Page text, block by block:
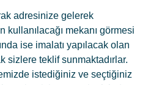
adresinize gelerek
kullanılacağı mekanı görmesi
ise imalatı yapılacak olan
sizlere teklif sunmaktadırlar.
istediğiniz ve seçtiğiniz